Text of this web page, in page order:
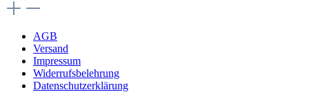
AGB
Versand
Impressum
Widerrufsbelehrung
Datenschutzerklärung